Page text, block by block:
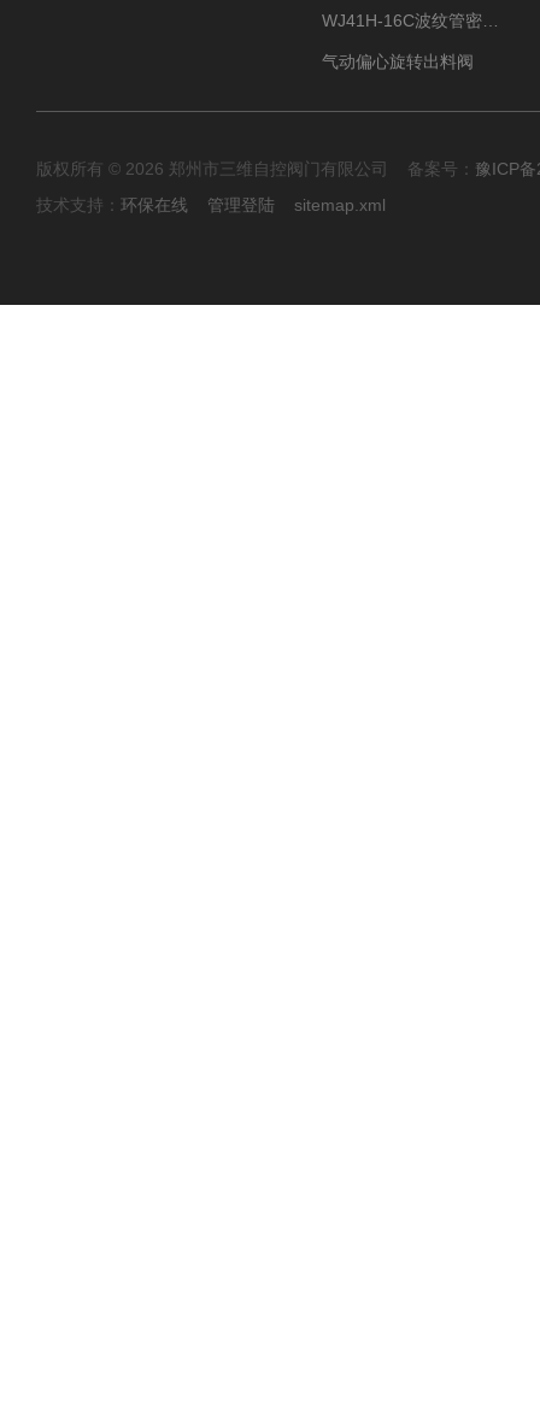
气动偏心旋转出料阀
版权所有 © 2026 郑州市三维自控阀门有限公司 备案号： 豫ICP
技术支持： 环保在线 管理登陆 sitemap.xml